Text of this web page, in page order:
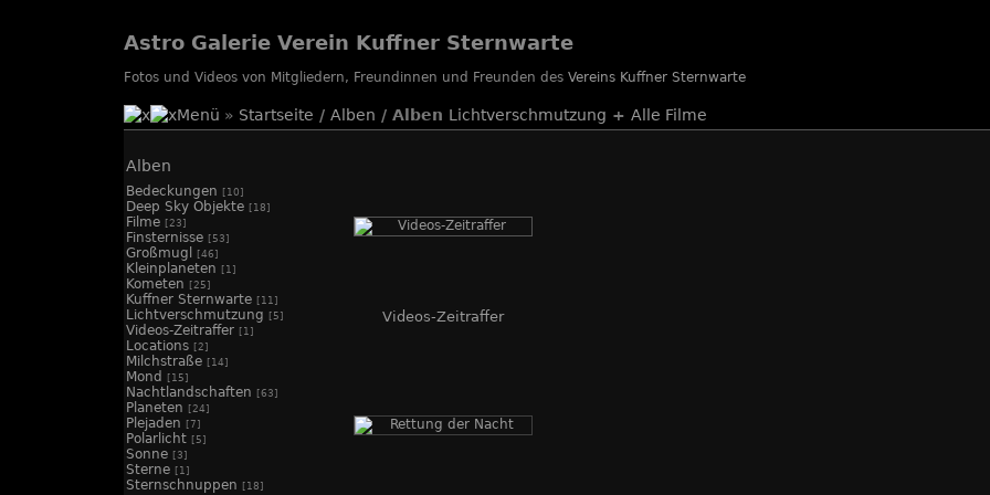
Astro Galerie Verein Kuffner Sternwarte
Fotos und Videos von Mitgliedern, Freundinnen und Freunden des Vereins Kuffner Sternwarte
Menü » Startseite / Alben / Alben Lichtverschmutzung + Alle Filme
Alben
Bedeckungen [10]
Deep Sky Objekte [18]
Filme [23]
Finsternisse [53]
Großmugl [46]
Kleinplaneten [1]
Kometen [25]
Kuffner Sternwarte [11]
Lichtverschmutzung [5]
Videos-Zeitraffer [1]
Locations [2]
Milchstraße [14]
Mond [15]
Nachtlandschaften [63]
Planeten [24]
Plejaden [7]
Polarlicht [5]
Sonne [3]
Sterne [1]
Sternschnuppen [18]
Videos-Zeitraffer